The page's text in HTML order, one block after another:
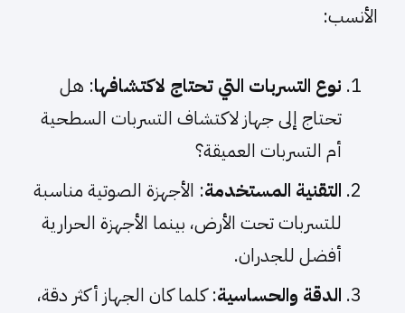
الأنسب:
نوع التسربات التي تحتاج لاكتشافها: هل
تحتاج إلى جهاز لاكتشاف التسربات السطحية
أم التسربات العميقة؟
التقنية المستخدمة: الأجهزة الصوتية مناسبة
للتسربات تحت الأرض، بينما الأجهزة الحرارية
أفضل للجدران.
الدقة والحساسية: كلما كان الجهاز أكثر دقة،